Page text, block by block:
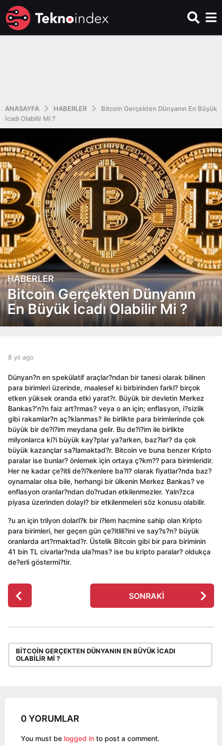
ANASAYFA HABERLER
Bitcoin Gerçekten Dünyanın En Büyük
İcadı Olabilir Mi ?
8
y
ı
l
y
ı
a
g
HABERLER
Bitcoin Gerçekten Dünyanın
En Büyük İcadı Olabilir Mi ?
b
e
d
i
t
o
r
8 yıl ago
ı
l
a
g
o
Dünyan?n en spekülatif araçlar?ndan bir tanesi olarak bilinen
para birimleri üzerinde, maalesef ki birbirinden farkl? birçok
etken yüksek oranda etki yarat?r. Büyük bir devletin Merkez
Bankas?’n?n faiz art?rmas? veya o an için; enflasyon, i?sizlik
gibi rakamlar?n aç?klanmas? ile birlikte para birimlerinde çok
büyük bir de?i?im meydana gelir. Bu de?i?im ile birlikte
milyonlarca ki?i büyük kay?plar ya?arken, baz?lar? da çok
büyük kazançlar sa?lamaktad?r. Bitcoin ve buna benzer Kripto
paralar ise bunlar? önlemek için ortaya ç?km?? para birimleridir.
Her ne kadar çe?itli de?i?kenlere ba?l? olarak fiyatlar?nda baz?
oynamalar olsa bile, herhangi bir ülkenin Merkez Bankas? ve
enflasyon oranlar?ndan do?rudan etkilenmezler. Yaln?zca
piyasa üzerinden dolayl? bir etkilenmeleri söz konusu olabilir.
?u an için trilyon dolarl?k bir i?lem hacmine sahip olan Kripto
para birimleri, her geçen gün çe?itlili?ini ve say?s?n? büyük
oranlarda art?rmaktad?r. Üstelik Bitcoin gibi bir para biriminin
41 bin TL civarlar?nda ula?mas? ise bu kripto paralar? oldukça
de?erli göstermi?tir.
P
o
t
P
g
SONRAKI
BITCOIN GERÇEKTEN DÜNYANIN EN BÜYÜK İCADI
OLABILIR MI ?
0 YORUMLAR
You must be logged in to post a comment.